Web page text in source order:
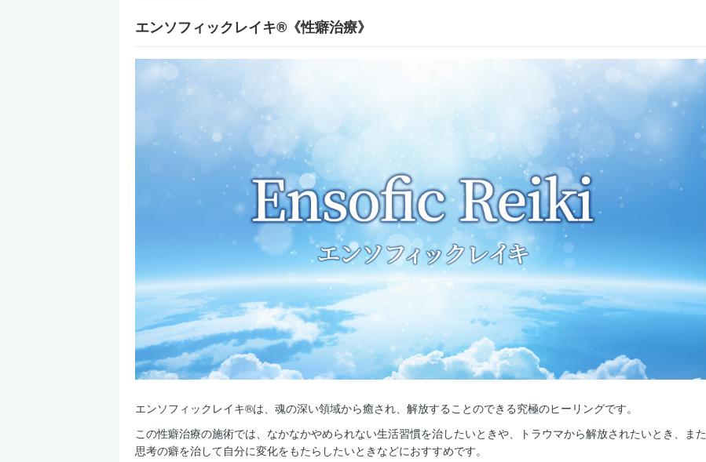
エンソフィックレイキ®《性癖治療》
エンソフィックレイキ®は、魂の深い領域から癒され、解放することのできる究極のヒーリングです。
この性癖治療の施術では、なかなかやめられない生活習慣を治したいときや、トラウマから解放されたいとき、また
思考の癖を治して自分に変化をもたらしたいときなどにおすすめです。